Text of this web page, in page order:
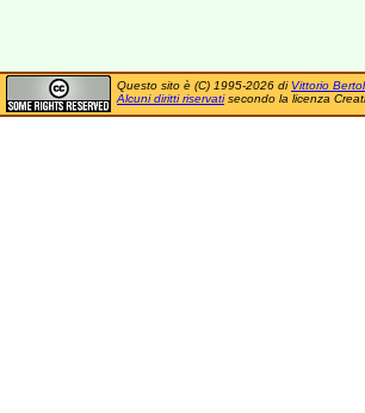
Questo sito è (C) 1995-2026 di Vittorio
Alcuni diritti riservatisecondo la licenza